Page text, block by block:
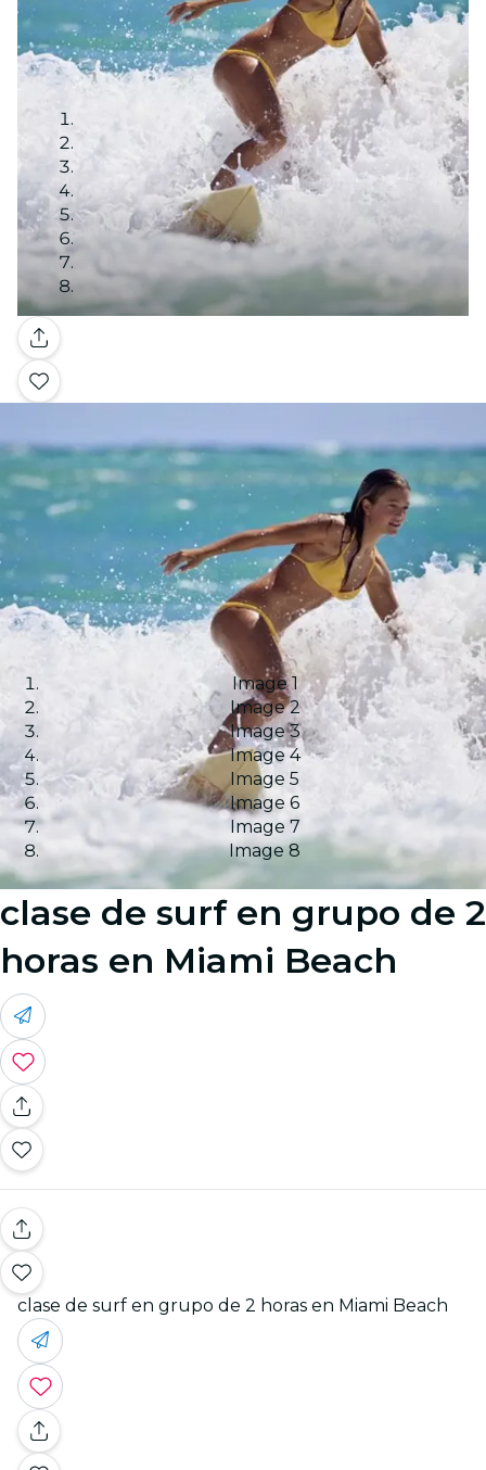
Galería
Image 1
Image 2
Image 3
Image 4
Image 5
Image 6
Image 7
Image 8
clase de surf en grupo de 2
horas en Miami Beach
clase de surf en grupo de 2 horas en Miami Beach